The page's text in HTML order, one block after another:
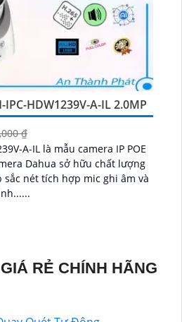
IPC-HDW1239V-A-IL 2.0MP
₫
A-IL là mẫu camera IP POE
Dahua sở hữu chất lượng
nét tích hợp mic ghi âm và
RẺ CHÍNH HÃNG